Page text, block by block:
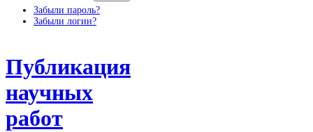
Забыли пароль?
Забыли логин?
Публикация
научных
работ